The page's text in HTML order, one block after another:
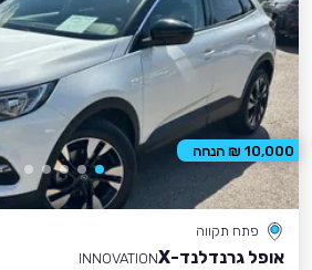
פתח תקווה
אופל גרנדלנד-X
INNOVATION
10,000 ₪ הנחה